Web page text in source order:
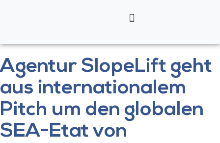
Agentur SlopeLift geht
aus internationalem
Pitch um den globalen
SEA-Etat von